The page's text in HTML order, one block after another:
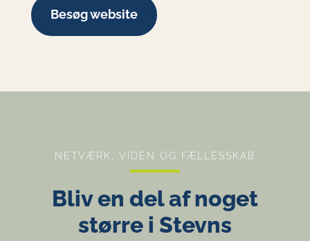
Besøg website
NETVÆRK, VIDEN OG FÆLLESSKAB
Bliv en del af noget
større i Stevns